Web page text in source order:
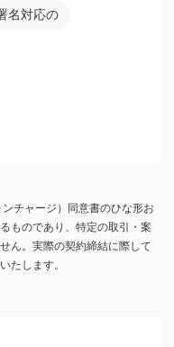
名対応の
チャージ）同意書のひな形お
ものであり、特定の取引・案
ん。実際の契約締結に際して
たします。